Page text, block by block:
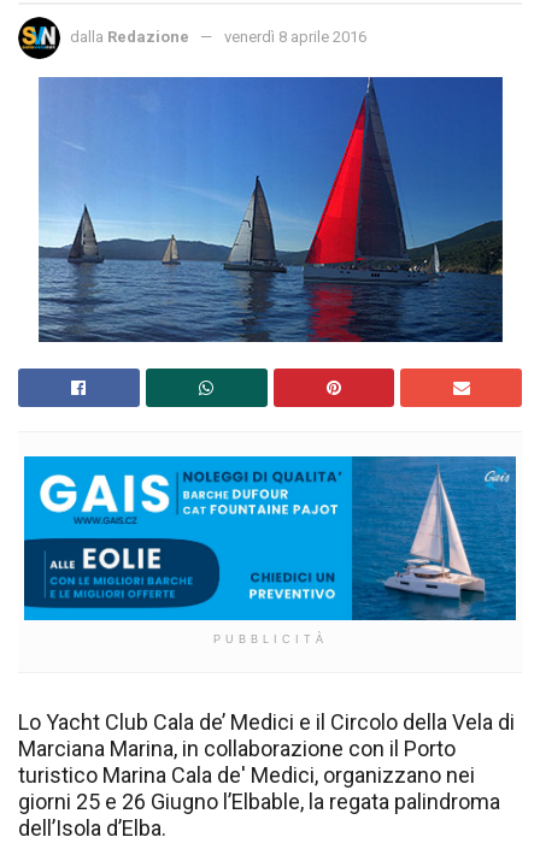
dalla Redazione venerdì 8 aprile 2016
PUBBLICITÀ
Lo Yacht Club Cala de’ Medici e il Circolo della Vela di
Marciana Marina, in collaborazione con il Porto
turistico Marina Cala de' Medici, organizzano nei
giorni 25 e 26 Giugno l’Elbable, la regata palindroma
dell’Isola d’Elba.